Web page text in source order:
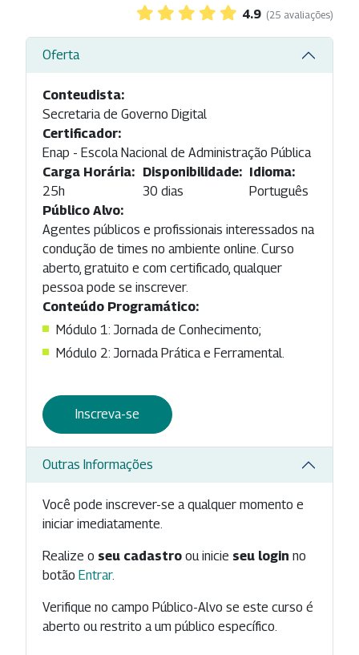
4.9 (25 avaliações)
Oferta
Conteudista:
Secretaria de Governo Digital
Certificador:
Enap - Escola Nacional de Administração Pública
Carga Horária:
25h
Disponibilidade:
30 dias
Idioma:
Português
Público Alvo:
Agentes públicos e profissionais interessados na
condução de times no ambiente online. Curso
aberto, gratuito e com certificado, qualquer
pessoa pode se inscrever.
Conteúdo Programático:
Módulo 1: Jornada de Conhecimento;
Módulo 2: Jornada Prática e Ferramental.
Inscreva-se
Outras Informações
Você pode inscrever-se a qualquer momento e
iniciar imediatamente.
Realize o seu cadastro ou inicie seu login no
botão Entrar.
Verifique no campo Público-Alvo se este curso é
aberto ou restrito a um público específico.